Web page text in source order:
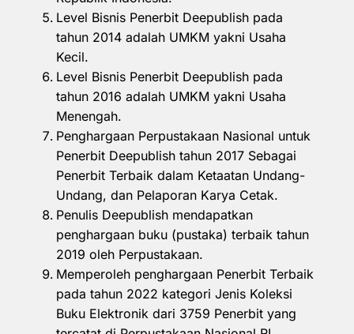
Level Bisnis Penerbit Deepublish pada
tahun 2014 adalah UMKM yakni Usaha
Kecil.
Level Bisnis Penerbit Deepublish pada
tahun 2016 adalah UMKM yakni Usaha
Menengah.
Penghargaan Perpustakaan Nasional untuk
Penerbit Deepublish tahun 2017 Sebagai
Penerbit Terbaik dalam Ketaatan Undang-
Undang, dan Pelaporan Karya Cetak.
Penulis Deepublish mendapatkan
penghargaan buku (pustaka) terbaik tahun
2019 oleh Perpustakaan.
Memperoleh penghargaan Penerbit Terbaik
pada tahun 2022 kategori Jenis Koleksi
Buku Elektronik dari 3759 Penerbit yang